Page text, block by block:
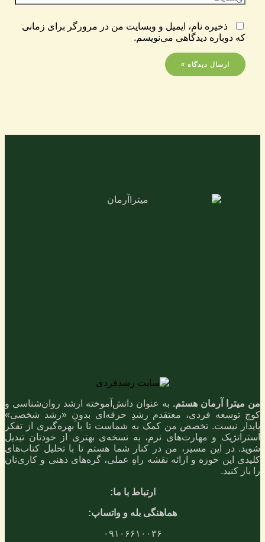
ذخیره نام، ایمیل و وبسایت من در مرورگر برای زمانی
که دوباره دیدگاهی می‌نویسم.
من میترا آرمان هستم. به عنوان دانش‌آموخته ارشد روان‌شناسی و
کوچ توسعه فردی، معتقدم رشدِ حرفه‌ای بدونِ «رشد شخصی»
پایدار نیست. تخصص من کمک به شماست تا با بهره‌گیری از تفکر
استراتژیک و مهارت‌های نرم، به نسخه‌ی بهتری از خودتان تبدیل
شوید. در این مسیر، من در کنار شما هستم تا با تحلیل کتاب‌های
کلیدی این حوزه و ارائه نقشه راهِ عملی، گره‌های ذهنی و کاری‌تان
را باز کنید.
ارتباط با ما:
هماهنگی بله و واتساپ:
۰۹۱۰۶۶۱۰۰۳۶